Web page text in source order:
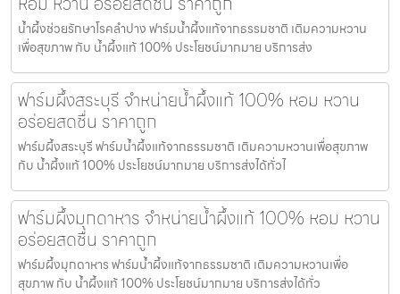
น้ำผึ้งช่วยรักษาโรคลำปาง ฟาร์มน้ำผึ้งแท้จากธรรมชาติ เติมความหวาน
เพื่อสุขภาพ กับ น้ำผึ้งแท้ 100% ประโยชน์มากมาย บริการส่ง
ฟาร์มผึ้งสระบุรี จำหน่ายน้ำผึ้งแท้ 100% หอม หวาน
อร่อยสดชื่น ราคาถูก
ฟาร์มผึ้งสระบุรี ฟาร์มน้ำผึ้งแท้จากธรรมชาติ เติมความหวานเพื่อสุขภาพ
กับ น้ำผึ้งแท้ 100% ประโยชน์มากมาย บริการส่งได้ทั่วไ
ฟาร์มผึ้งมุกดาหาร จำหน่ายน้ำผึ้งแท้ 100% หอม หวาน
อร่อยสดชื่น ราคาถูก
ฟาร์มผึ้งมุกดาหาร ฟาร์มน้ำผึ้งแท้จากธรรมชาติ เติมความหวานเพื่อ
สุขภาพ กับ น้ำผึ้งแท้ 100% ประโยชน์มากมาย บริการส่งได้ทั่ว